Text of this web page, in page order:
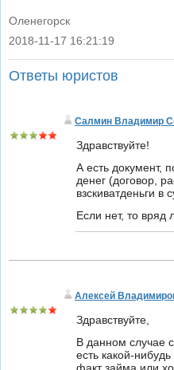
Оленегорск
|
2018-11-17 16:21:19
Ответы юристов
Салмин Владимир
Здравствуйте!
А есть документ,
денег (договор,
взскиватденьги в
Если нет, то вряд
Алексей
Здравствуйте,
В данном случае
есть какой-